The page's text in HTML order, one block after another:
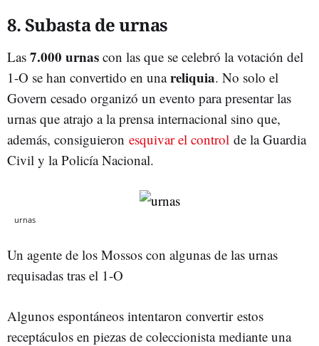
8. Subasta de urnas
Las 7.000 urnas con las que se celebró la votación del
1-O se han convertido en unareliquia. No solo el
Govern cesado organizó un evento para presentar las
urnas que atrajo a la prensa internacional sino que,
además, consiguieron esquivar el control de la Guardia
Civil y la Policía Nacional.
urnas
Un agente de los Mossos con algunas de las urnas
requisadas tras el 1-O
Algunos espontáneos intentaron convertir estos
receptáculos en piezas de coleccionista mediante una